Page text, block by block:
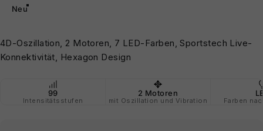
Neu
4D-Oszillation, 2 Motoren, 7 LED-Farben, Sportstech Live-
Konnektivität, Hexagon Design
99
Intensitätsstufen
2 Motoren
mit Oszillation und Vibration Farben